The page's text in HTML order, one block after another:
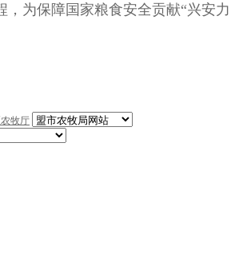
，为保障国家粮食安全贡献“兴安力
牧厅